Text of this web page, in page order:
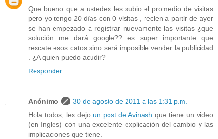
Que bueno que a ustedes les subio el promedio de visitas
pero yo tengo 20 días con 0 visitas , recien a partir de ayer
se han empezado a registrar nuevamente las visitas ¿que
solución me dará google?? es super importante que
rescate esos datos sino será imposible vender la publicidad
. ¿A quien puedo acudir?
Responder
Anónimo
30 de agosto de 2011 a las 1:31 p.m.
Hola todos, les dejo un post de Avinash que tiene un video
(en Inglés) con una excelente explicación del cambio y las
implicaciones que tiene.